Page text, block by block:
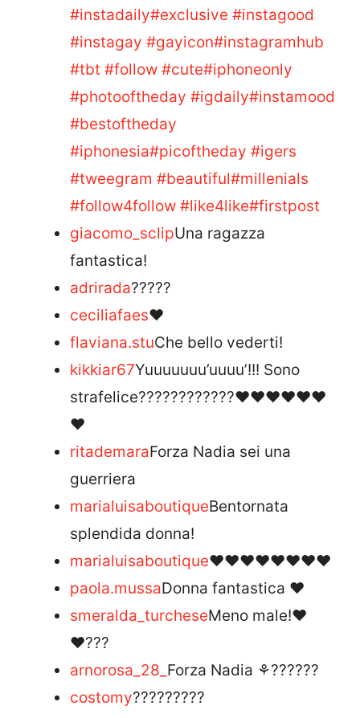
#instadaily#exclusive #instagood
#instagay #gayicon#instagramhub
#tbt #follow #cute#iphoneonly
#photooftheday #igdaily#instamood
#bestoftheday
#iphonesia#picoftheday #igers
#tweegram #beautiful#millenials
#follow4follow #like4like#firstpost
giacomo_sclipUna ragazza
fantastica!
adrirada?????
ceciliafaes❤
flaviana.stuChe bello vederti!
kikkiar67Yuuuuuuu’uuuu’!!! Sono
strafelice????????????❤❤❤❤❤❤
❤
ritademaraForza Nadia sei una
guerriera
marialuisaboutiqueBentornata
splendida donna!
marialuisaboutique❤️❤️❤️❤️❤️❤️❤️❤️
paola.mussaDonna fantastica ❤️
smeralda_turcheseMeno male!❤
❤???
arnorosa_28_ Forza Nadia ⚘??????
costomy?????????